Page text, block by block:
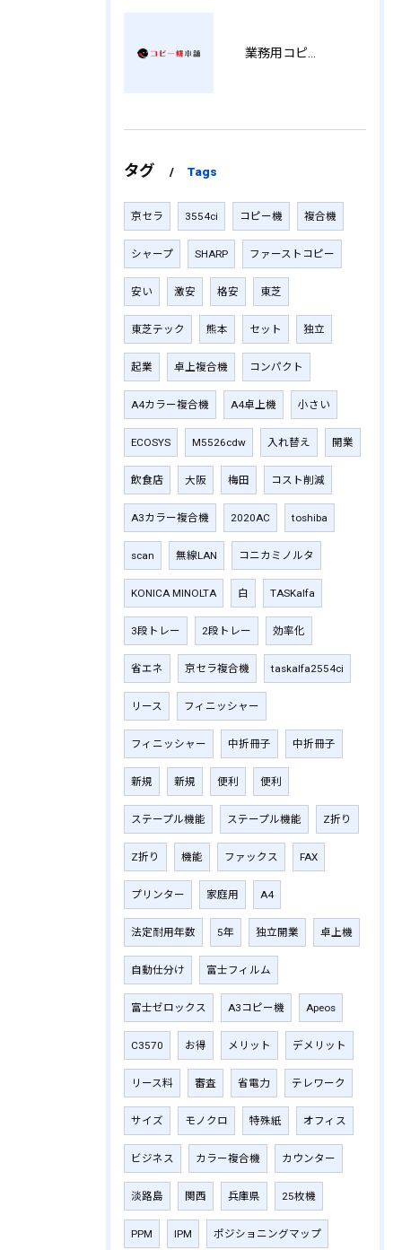
タグ Tags
京セラ 3554ci コピー機 複合機
シャープ SHARP ファーストコピー
安い 激安 格安 東芝
東芝テック 熊本 セット 独立
起業 卓上複合機 コンパクト
A4カラー複合機 A4卓上機 小さい
ECOSYS M5526cdw 入れ替え 開業
飲食店 大阪 梅田 コスト削減
A3カラー複合機 2020AC toshiba
scan 無線LAN コニカミノルタ
KONICA MINOLTA 白 TASKalfa
3段トレー 2段トレー 効率化
省エネ 京セラ複合機 taskalfa2554ci
リース フィニッシャー
フィニッシャー 中折冊子 中折冊子
新規 新規 便利 便利
ステープル機能 ステープル機能 Z折り
Z折り 機能 ファックス FAX
プリンター 家庭用 A4
法定耐用年数 5年 独立開業 卓上機
自動仕分け 富士フィルム
富士ゼロックス A3コピー機 Apeos
C3570 お得 メリット デメリット
リース料 審査 省電力 テレワーク
サイズ モノクロ 特殊紙 オフィス
ビジネス カラー複合機 カウンター
淡路島 関西 兵庫県 25枚機
PPM IPM ポジショニングマップ